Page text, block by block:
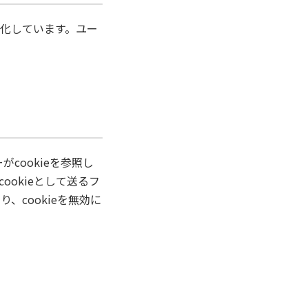
しています。ユー
cookieを参照し
として送るフ
、cookieを無効に